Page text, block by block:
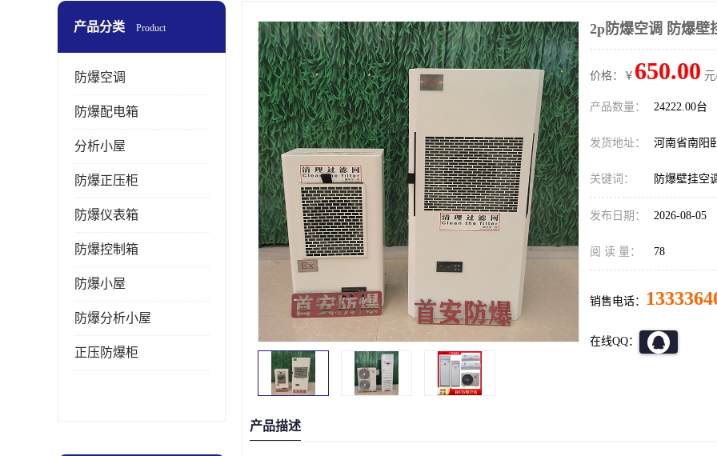
产品分类 Product
防爆空调
防爆配电箱
分析小屋
防爆正压柜
防爆仪表箱
防爆控制箱
防爆小屋
防爆分析小屋
正压防爆柜
2p防爆空调 防爆壁
价格：￥ 650.00
产品数量： 24222.00台
发货地址： 河南省南阳
关键词： 防爆壁挂空
发布日期： 2026-08-05
阅 读 量： 78
销售电话：
在线QQ：
产品描述